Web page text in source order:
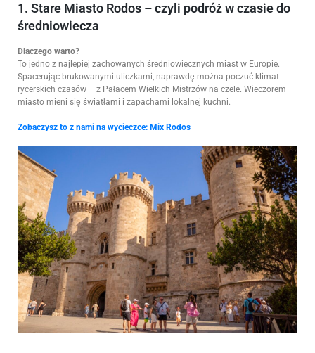
1. Stare Miasto Rodos – czyli podróż w czasie do
średniowiecza
Dlaczego warto?
To jedno z najlepiej zachowanych średniowiecznych miast w Europie.
Spacerując brukowanymi uliczkami, naprawdę można poczuć klimat
rycerskich czasów – z Pałacem Wielkich Mistrzów na czele. Wieczorem
miasto mieni się światłami i zapachami lokalnej kuchni.
Zobaczysz to z nami na wycieczce: Mix Rodos